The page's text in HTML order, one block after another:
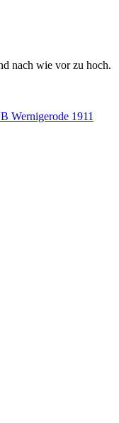
nach wie vor zu hoch.
Wernigerode 1911